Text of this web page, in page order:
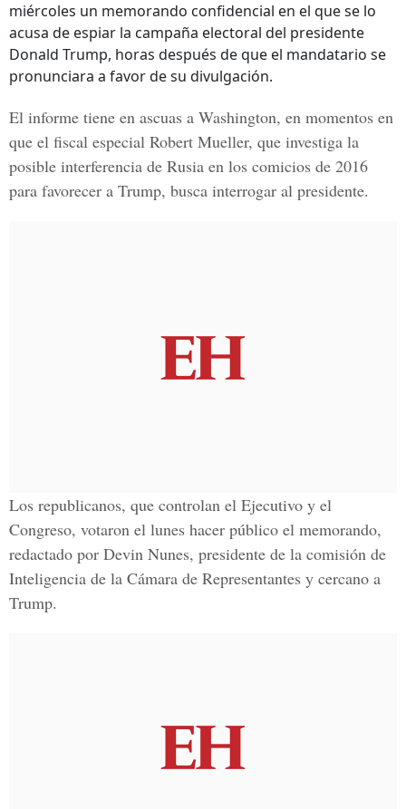
miércoles un memorando confidencial en el que se lo
acusa de espiar la campaña electoral del presidente
Donald Trump, horas después de que el mandatario se
pronunciara a favor de su divulgación.
El informe tiene en ascuas a Washington, en momentos en
que el fiscal especial Robert Mueller, que investiga la
posible interferencia de Rusia en los comicios de 2016
para favorecer a Trump, busca interrogar al presidente.
Los republicanos, que controlan el Ejecutivo y el
Congreso, votaron el lunes hacer público el memorando,
redactado por Devin Nunes, presidente de la comisión de
Inteligencia de la Cámara de Representantes y cercano a
Trump.